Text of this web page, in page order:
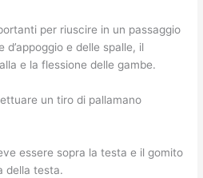
per riuscire in un passaggio
e delle spalle, il
e la flessione delle gambe.
un tiro di pallamano
essere sopra la testa e il gomito
della testa.